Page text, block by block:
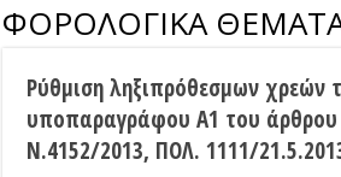
ΦΟΡΟΛΟΓΙΚΑ
Ρύθμιση ληξιπρόθεσμων χρεών
υποπαραγράφου Α1 του
Ν.4152/2013, ΠΟΛ. 1111/